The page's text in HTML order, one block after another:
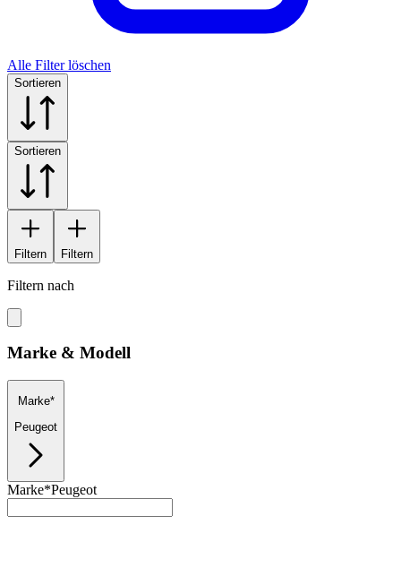
Alle Filter löschen
Sortieren
Sortieren
Filtern Filtern
Filtern nach
Marke & Modell
Marke*
Peugeot
Marke*Peugeot